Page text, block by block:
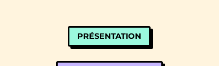
PRÉSENTATION